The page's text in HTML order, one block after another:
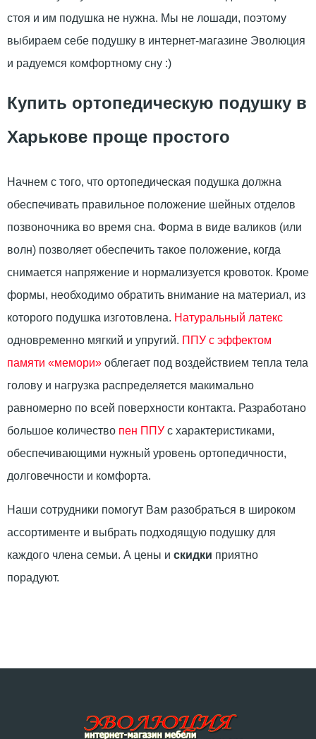
стоя и им подушка не нужна. Мы не лошади, поэтому
выбираем себе подушку в интернет-магазине Эволюция
и радуемся комфортному сну :)
Купить ортопедическую подушку в
Харькове проще простого
Начнем с того, что ортопедическая подушка должна
обеспечивать правильное положение шейных отделов
позвоночника во время сна. Форма в виде валиков (или
волн) позволяет обеспечить такое положение, когда
снимается напряжение и нормализуется кровоток. Кроме
формы, необходимо обратить внимание на материал, из
которого подушка изготовлена. Натуральный латекс
одновременно мягкий и упругий. ППУ с эффектом
памяти «мемори» облегает под воздействием тепла тела
голову и нагрузка распределяется макимально
равномерно по всей поверхности контакта. Разработано
большое количество пен ППУ с характеристиками,
обеспечивающими нужный уровень ортопедичности,
долговечности и комфорта.
Наши сотрудники помогут Вам разобраться в широком
ассортименте и выбрать подходящую подушку для
каждого члена семьи. А цены и скидки приятно
порадуют.